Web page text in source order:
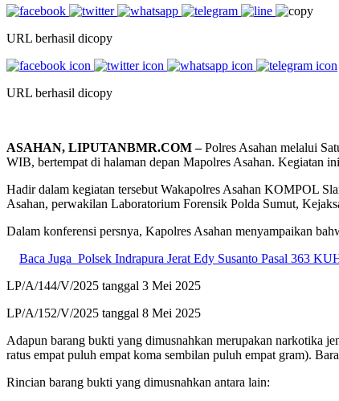
URL berhasil dicopy
URL berhasil dicopy
ASAHAN, LIPUTANBMR.COM –Polres Asahan melalui
WIB, bertempat di halaman depan Mapolres Asahan. Kegiatan
Hadir dalam kegiatan tersebut Wakapolres Asahan KOMPOL
Asahan, perwakilan Laboratorium Forensik Polda Sumut,
Dalam konferensi persnya, Kapolres Asahan menyampaikan
Baca Juga Polsek Indrapura Jerat Edy Susanto Pasal 363
LP/A/144/V/2025 tanggal 3 Mei 2025
LP/A/152/V/2025 tanggal 8 Mei 2025
Adapun barang bukti yang dimusnahkan merupakan narkotika
ratus empat puluh empat koma sembilan puluh empat gram).
Rincian barang bukti yang dimusnahkan antara lain: